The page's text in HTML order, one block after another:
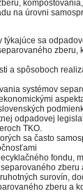
na úrovni
týkajúce sa
zberu,
a spôsoboch
systémov
odpadovej
TKO.
sa často
fondu,
zberu
surovín,
zberu a